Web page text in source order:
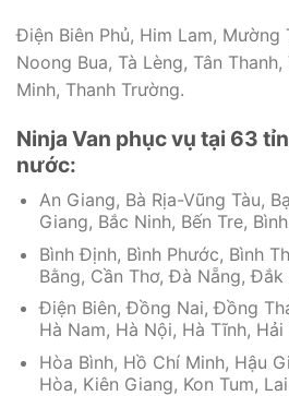
Điện Biên Phủ, Him Lam, Mường
Noong Bua, Tà Lèng, Tân
Minh, Thanh Trường.
Ninja Van phục vụ tại 63
nước:
An Giang, Bà Rịa-Vũng Tàu,
Giang, Bắc Ninh, Bến Tre,
Bình Định, Bình Phước, Bình
Bằng, Cần Thơ, Đà Nẵng,
Điện Biên, Đồng Nai, Đồng
Hà Nam, Hà Nội, Hà Tĩnh,
Hòa Bình, Hồ Chí Minh, Hậu
Hòa, Kiên Giang, Kon Tum,